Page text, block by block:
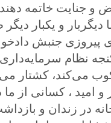
و جنایت خاتمه
دیگربار و یکبار
جنبش
نظام سرمایه‌داری
می‌کند، کشتار
امید ، کسانی از
در زندان و